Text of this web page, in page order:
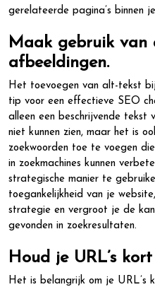
gerelateerde pagina’s binnen
Maak gebruik van
afbeeldingen.
Het toevoegen van alt-tekst
tip voor een effectieve SEO
alleen een beschrijvende tekst
niet kunnen zien, maar het is
zoekwoorden toe te voegen
in zoekmachines kunnen
strategische manier te
toegankelijkheid van je
strategie en vergroot je de
gevonden in zoekresultaten.
Houd je URL’s
Het is belangrijk om je URL’s